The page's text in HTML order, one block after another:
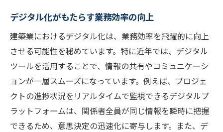
デジタル化がもたらす業務効率の向上
建築業におけるデジタル化は、業務効率を飛躍的に向上
させる可能性を秘めています。特に近年では、デジタル
ツールを活用することで、情報の共有やコミュニケーシ
ョンが一層スムーズになっています。例えば、プロジェ
クトの進捗状況をリアルタイムで監視できるデジタルプ
ラットフォームは、関係者全員が同じ情報を瞬時に把握
できるため、意思決定の迅速化に寄与します。また、デ